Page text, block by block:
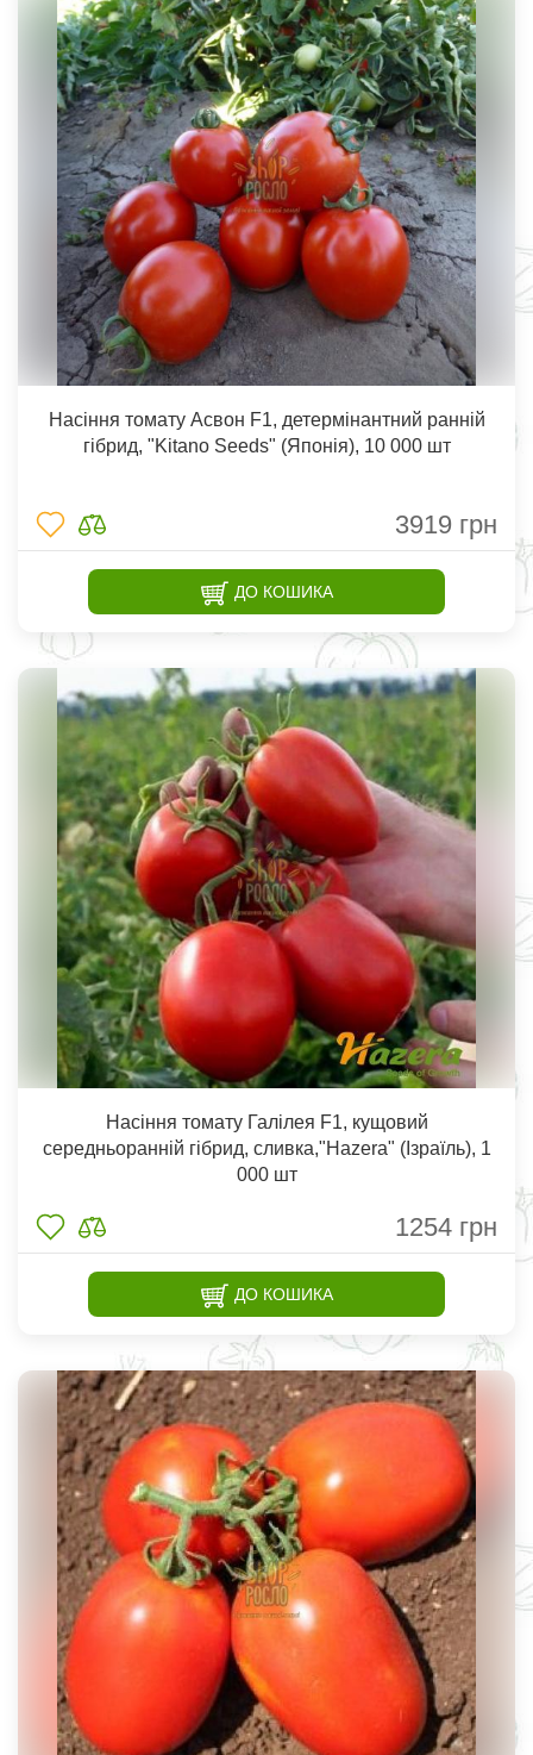
Насіння томату Асвон F1, детермінантний ранній
гібрид, "Kitano Seeds" (Японія), 10 000 шт
3919 грн
ДО КОШИКА
Насіння томату Галілея F1, кущовий
середньоранній гібрид, сливка,"Hazera" (Ізраїль), 1
000 шт
1254 грн
ДО КОШИКА